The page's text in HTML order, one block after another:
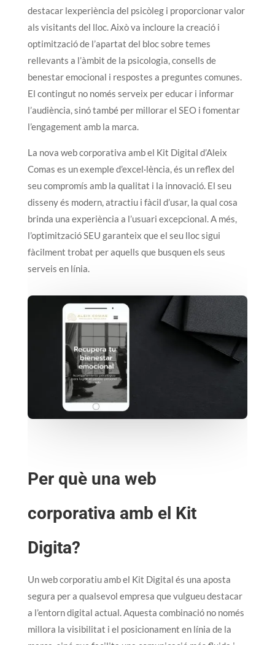
destacar lexperiència del psicòleg i proporcionar valor
als visitants del lloc. Això va incloure la creació i
optimització de l’apartat del bloc sobre temes
rellevants a l’àmbit de la psicologia, consells de
benestar emocional i respostes a preguntes comunes.
El contingut no només serveix per educar i informar
l’audiència, sinó també per millorar el SEO i fomentar
l’engagement amb la marca.
La nova web corporativa amb el Kit Digital d’Aleix
Comas es un exemple d’excel·lència, és un reflex del
seu compromís amb la qualitat i la innovació. El seu
disseny és modern, atractiu i fàcil d’usar, la qual cosa
brinda una experiència a l’usuari excepcional. A més,
l’optimització SEU garanteix que el seu lloc sigui
fàcilment trobat per aquells que busquen els seus
serveis en línia.
Per què una web
corporativa amb el Kit
Digita?
Un web corporatiu amb el Kit Digital és una aposta
segura per a qualsevol empresa que vulgueu destacar
a l’entorn digital actual. Aquesta combinació no només
millora la visibilitat i el posicionament en línia de la